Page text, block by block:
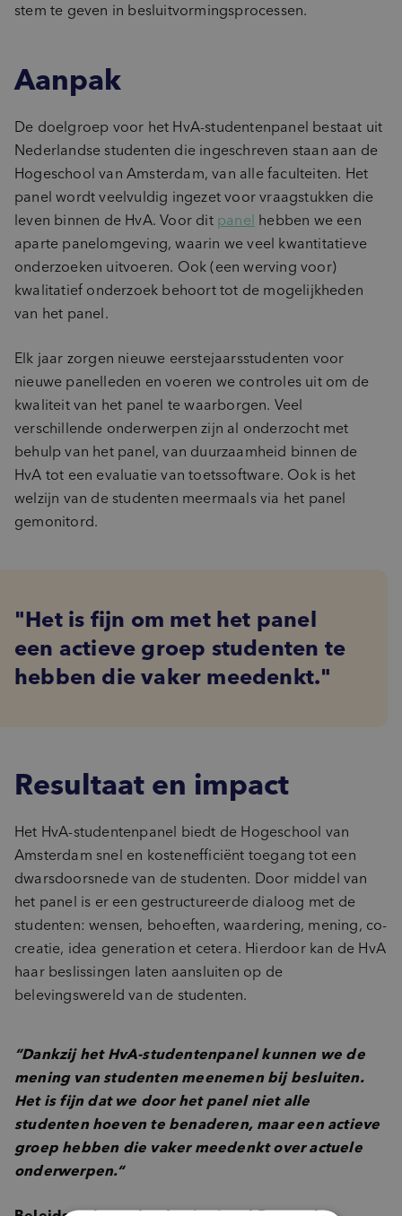
stem te geven in besluitvormingsprocessen.
Aanpak
De doelgroep voor het HvA-studentenpanel bestaat uit
Nederlandse studenten die ingeschreven staan aan de
Hogeschool van Amsterdam, van alle faculteiten. Het
panel wordt veelvuldig ingezet voor vraagstukken die
leven binnen de HvA. Voor dit panel hebben we een
aparte panelomgeving, waarin we veel kwantitatieve
onderzoeken uitvoeren. Ook (een werving voor)
kwalitatief onderzoek behoort tot de mogelijkheden
van het panel.
Elk jaar zorgen nieuwe eerstejaarsstudenten voor
nieuwe panelleden en voeren we controles uit om de
kwaliteit van het panel te waarborgen. Veel
verschillende onderwerpen zijn al onderzocht met
behulp van het panel, van duurzaamheid binnen de
HvA tot een evaluatie van toetssoftware. Ook is het
welzijn van de studenten meermaals via het panel
gemonitord.
Het is fijn om met het panel
een actieve groep studenten te
hebben die vaker meedenkt.
Resultaat en impact
Het HvA-studentenpanel biedt de Hogeschool van
Amsterdam snel en kostenefficiënt toegang tot een
dwarsdoorsnede van de studenten. Door middel van
het panel is er een gestructureerde dialoog met de
studenten: wensen, behoeften, waardering, mening, co-
creatie, idea generation et cetera. Hierdoor kan de HvA
haar beslissingen laten aansluiten op de
belevingswereld van de studenten.
“Dankzij het HvA-studentenpanel kunnen we de
mening van studenten meenemen bij besluiten.
Het is fijn dat we door het panel niet alle
studenten hoeven te benaderen, maar een actieve
groep hebben die vaker meedenkt over actuele
onderwerpen.“